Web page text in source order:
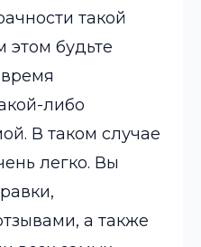
такой
этом будьте
либо
В таком случае
легко. Вы
а также